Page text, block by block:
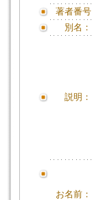
著者番号
別名：
説明：
お名前：